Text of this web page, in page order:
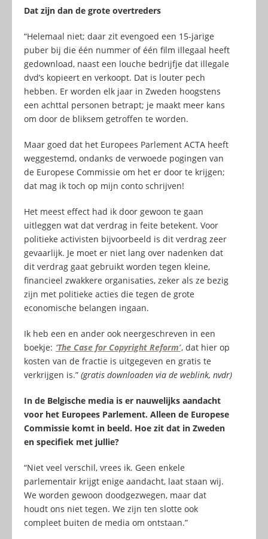
Dat zijn dan de grote overtreders
“Helemaal niet; daar zit evengoed een 15-jarige
puber bij die één nummer of één film illegaal heeft
gedownload, naast een louche bedrijfje dat illegale
dvd’s kopieert en verkoopt. Dat is louter pech
hebben. Er worden elk jaar in Zweden hoogstens
een achttal personen betrapt; je maakt meer kans
om door de bliksem getroffen te worden.
Maar goed dat het Europees Parlement ACTA heeft
weggestemd, ondanks de verwoede pogingen van
de Europese Commissie om het er door te krijgen;
dat mag ik toch op mijn conto schrijven!
Het meest effect had ik door gewoon te gaan
uitleggen wat dat verdrag in feite betekent. Voor
politieke activisten bijvoorbeeld is dit verdrag zeer
gevaarlijk. Je moet er niet lang over nadenken dat
dit verdrag gaat gebruikt worden tegen kleine,
financieel zwakkere organisaties, zeker als ze bezig
zijn met politieke acties die tegen de grote
economische belangen ingaan.
Ik heb een en ander ook neergeschreven in een
boekje: ‘The Case for Copyright Reform’, dat hier op
kosten van de fractie is uitgegeven en gratis te
verkrijgen is.” (gratis downloaden via de weblink, nvdr)
In de Belgische media is er nauwelijks aandacht
voor het Europees Parlement. Alleen de Europese
Commissie komt in beeld. Hoe zit dat in Zweden
en specifiek met jullie?
“Niet veel verschil, vrees ik. Geen enkele
parlementair krijgt enige aandacht, laat staan wij.
We worden gewoon doodgezwegen, maar dat
houdt ons niet tegen. We zijn ten slotte ook
compleet buiten de media om ontstaan.”